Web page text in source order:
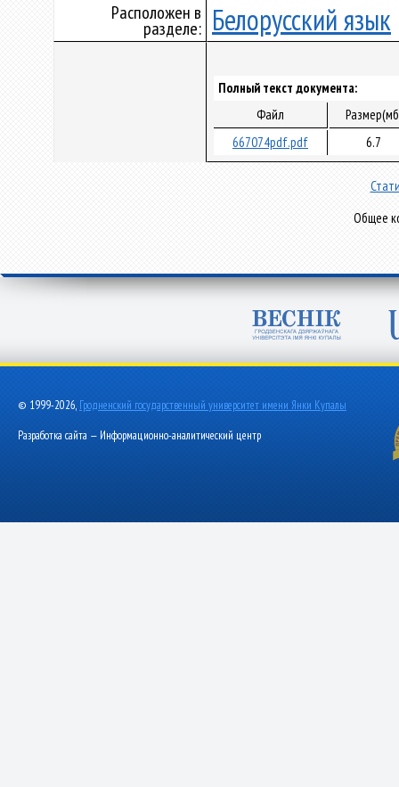
Расположен в
разделе: Белорусский язык
Полный текст документа:
Файл
667074pdf.pdf
6.7
Общее
© 1999-2026, Гродненский государственный университет имени Янки Купалы
Разработка сайта — Информационно-аналитический центр